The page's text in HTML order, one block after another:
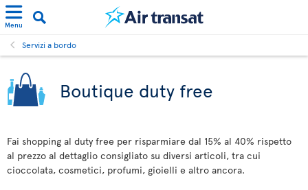
Menu
Servizi a bordo
Boutique duty free
Fai shopping al duty free per risparmiare dal 15% al 40% rispetto
al prezzo al dettaglio consigliato su diversi articoli, tra cui
cioccolata, cosmetici, profumi, gioielli e altro ancora.